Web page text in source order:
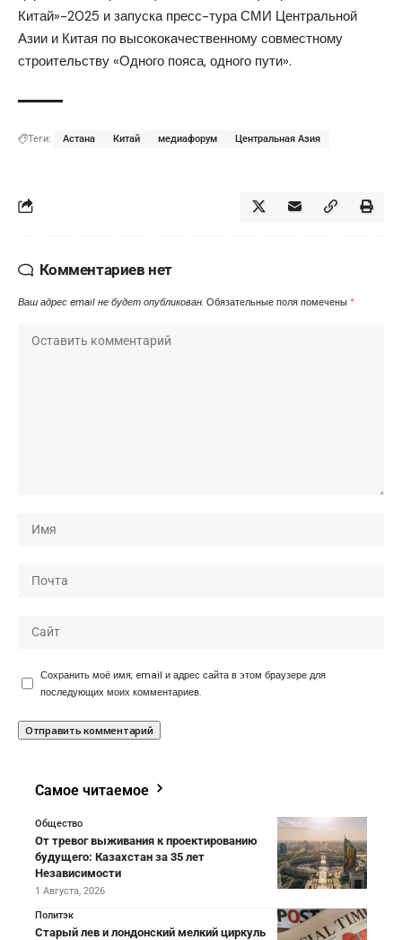
Китай»-2025 и запуска пресс-тура СМИ Центральной
Азии и Китая по высококачественному совместному
строительству «Одного пояса, одного пути».
Теги: Астана Китай медиафорум Центральная Азия
Комментариев нет
Ваш адрес email не будет опубликован. Обязательные поля помечены *
Сохранить моё имя, email и адрес сайта в этом браузере для
последующих моих комментариев.
Самое читаемое
Общество
От тревог выживания к проектированию
будущего: Казахстан за 35 лет
Независимости
1 Августа, 2026
Политэк
Старый лев и лондонский мелкий циркуль